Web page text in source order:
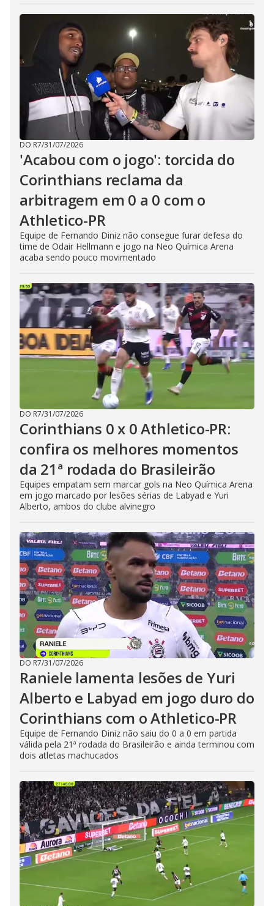
DO R7/31/07/2026
'Acabou com o jogo': torcida do
Corinthians reclama da
arbitragem em 0 a 0 com o
Athletico-PR
Equipe de Fernando Diniz não consegue furar defesa do
time de Odair Hellmann e jogo na Neo Química Arena
acaba sendo pouco movimentado
DO R7/31/07/2026
Corinthians 0 x 0 Athletico-PR:
confira os melhores momentos
da 21ª rodada do Brasileirão
Equipes empatam sem marcar gols na Neo Química Arena
em jogo marcado por lesões sérias de Labyad e Yuri
Alberto, ambos do clube alvinegro
DO R7/31/07/2026
Raniele lamenta lesões de Yuri
Alberto e Labyad em jogo duro do
Corinthians com o Athletico-PR
Equipe de Fernando Diniz não saiu do 0 a 0 em partida
válida pela 21ª rodada do Brasileirão e ainda terminou com
dois atletas machucados